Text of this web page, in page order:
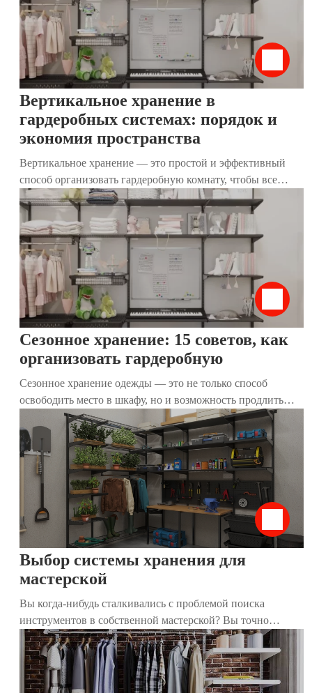
хранятся одежда, обувь и аксессуары. В этой статье мы
разберём, как применить принципы КонМари к хранению
вещей, используя наши современные гардеробные
системы. Они идеально дополняют метод, делая гардероб
функциональным, стильным и удобным.
Вертикальное хранение в
гардеробных системах: порядок и
экономия пространства
Вертикальное хранение — это простой и эффективный
способ организовать гардеробную комнату, чтобы все
вещи были на виду, легко доступны и не создавали
беспорядок. Популяризированный японской эксперткой
Мари Кондо, этот метод позволяет экономить место,
сохранять порядок и упрощать повседневную жизнь. В
этой статье мы разберём, как работает вертикальное
хранение, почему оно подходит для гардеробных и как
наши гардеробные системы помогают воплотить его в
жизнь.
Сезонное хранение: 15 советов, как
организовать гардеробную
Сезонное хранение одежды — это не только способ
освободить место в шкафу, но и возможность продлить
жизнь любимым вещам. Правильная организация
гардеробной помогает легко находить нужные предметы,
поддерживать порядок и экономить время. В этой статье
мы собрали 15 практичных советов, которые помогут вам
эффективно подготовить и организовать сезонное
хранение, независимо от размера вашего дома.
Выбор системы хранения для
мастерской
Вы когда-нибудь сталкивались с проблемой поиска
инструментов в собственной мастерской? Вы точно
знаете, что они есть, но найти их практически нереально?
Мы расскажем, как организовать пространство, чтобы все
лежало на своих местах и было под рукой.